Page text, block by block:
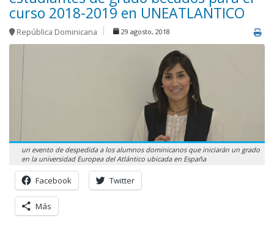
curso 2018-2019 en UNEATLANTICO
República Dominicana 29 agosto, 2018
un evento de despedida a los alumnos dominicanos que iniciarán un grado
en la universidad Europea del Atlántico ubicada en España
Facebook Twitter
Más